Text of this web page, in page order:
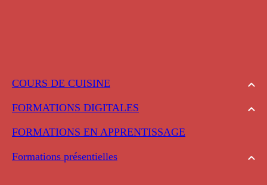
COURS DE CUISINE
FORMATIONS DIGITALES
FORMATIONS EN APPRENTISSAGE
Formations présentielles